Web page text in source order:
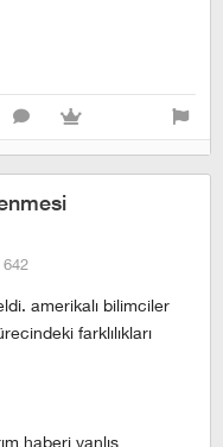
642
amerikalı bilimciler
farklılıkları
haberi yanlış